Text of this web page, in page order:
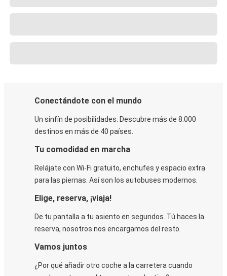
Conectándote con el mundo
Un sinfín de posibilidades. Descubre más de 8.000
destinos en más de 40 países.
Tu comodidad en marcha
Relájate con Wi-Fi gratuito, enchufes y espacio extra
para las piernas. Así son los autobuses modernos.
Elige, reserva, ¡viaja!
De tu pantalla a tu asiento en segundos. Tú haces la
reserva, nosotros nos encargamos del resto.
Vamos juntos
¿Por qué añadir otro coche a la carretera cuando